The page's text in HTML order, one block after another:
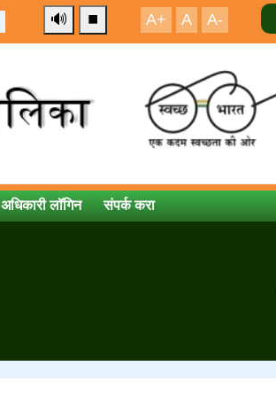
🔊 ⏹️ A+ A A-
अधिकारी लॉगिन संपर्क करा